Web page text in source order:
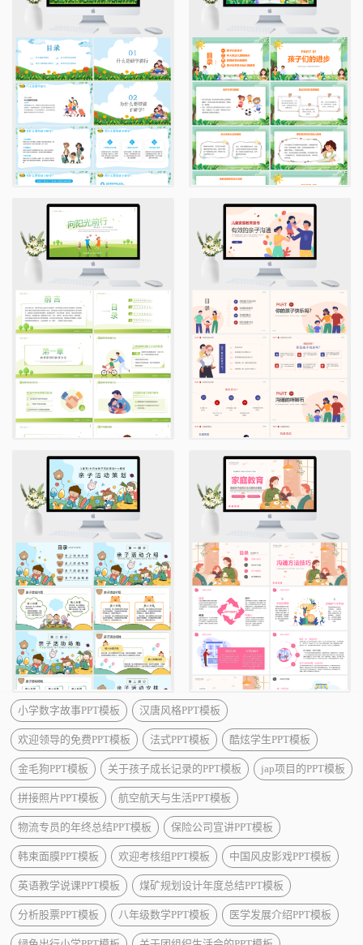
小学数字故事PPT模板 汉唐风格PPT模板
欢迎领导的免费PPT模板 法式PPT模板 酷炫学生PPT模板
金毛狗PPT模板 关于孩子成长记录的PPT模板 jap项目的PPT模板
拼接照片PPT模板 航空航天与生活PPT模板
物流专员的年终总结PPT模板 保险公司宣讲PPT模板
韩束面膜PPT模板 欢迎考核组PPT模板 中国风皮影戏PPT模板
英语教学说课PPT模板 煤矿规划设计年度总结PPT模板
分析股票PPT模板 八年级数学PPT模板 医学发展介绍PPT模板